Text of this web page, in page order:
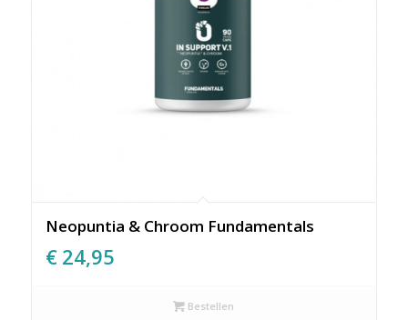
Neopuntia & Chroom Fundamentals
€ 24,95
Bestellen